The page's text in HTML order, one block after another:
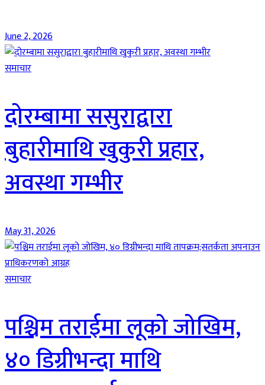
June 2, 2026
समाचार
दोरम्बामा ससुराद्वारा
बुहारीमाथि खुकुरी प्रहार,
अवस्था गम्भीर
May 31, 2026
समाचार
पश्चिम तराईमा लूको जोखिम,
४० डिग्रीभन्दा माथि